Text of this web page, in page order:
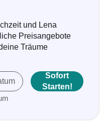
und Lena
Preisangebote
Träume
Sofort
Starten!